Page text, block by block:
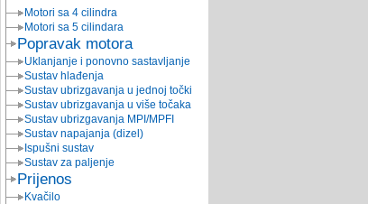
Motori sa 4 cilindra
Motori sa 5 cilindara
Popravak motora
Uklanjanje i ponovno sastavljanje
Sustav hlađenja
Sustav ubrizgavanja u jednoj točki
Sustav ubrizgavanja u više točaka
Sustav ubrizgavanja MPI/MPFI
Sustav napajanja (dizel)
Ispušni sustav
Sustav za paljenje
Prijenos
Kvačilo